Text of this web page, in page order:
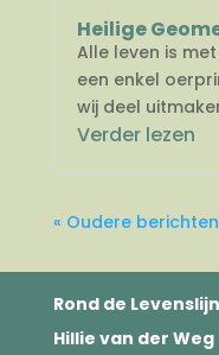
Heilige
Alle leven is
een enkel
wij deel
Verder lezen
« Oudere berichten
Rond de Levenslijn
Hillie van der Weg